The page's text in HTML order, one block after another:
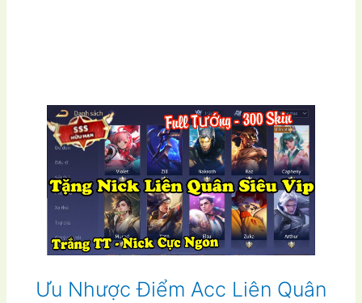
Ưu Nhược Điểm Acc Liên Quân